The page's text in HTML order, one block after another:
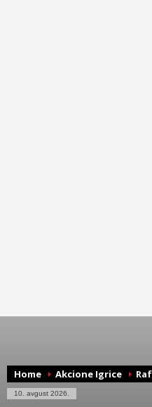
Home Akcione Igrice
10. avgust 2026.